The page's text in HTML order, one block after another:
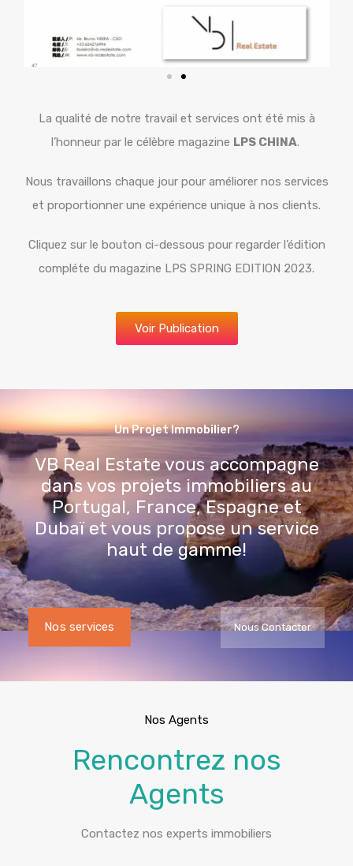
La qualité de notre travail et services ont été mis à
l’honneur par le célèbre magazine LPS CHINA.
Nous travaillons chaque jour pour améliorer nos services
et proportionner une expérience unique à nos clients.
Cliquez sur le bouton ci-dessous pour regarder l’édition
compléte du magazine LPS SPRING EDITION 2023.
Voir Publication
Un Projet Immobilier?
VB Real Estate vous accompagne
dans vos projets immobiliers au
Portugal, France, Espagne et
Dubaï et vous propose un service
haut de gamme!
Nos services Nous Contacter
Nos Agents
Rencontrez nos
Agents
Contactez nos experts immobiliers